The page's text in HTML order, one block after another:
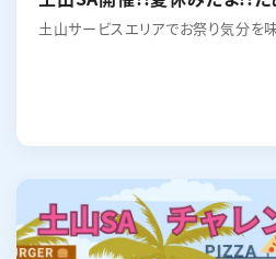
土山サービスエリアでお祭り気分を